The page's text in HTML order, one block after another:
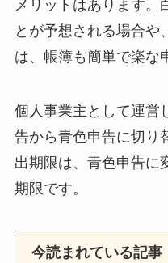
メリットはあります。
とが予想される場合や
は、帳簿も簡単で楽な
個人事業主として運営
告から青色申告に切り
出期限は、青色申告に
期限です。
今読まれている記事